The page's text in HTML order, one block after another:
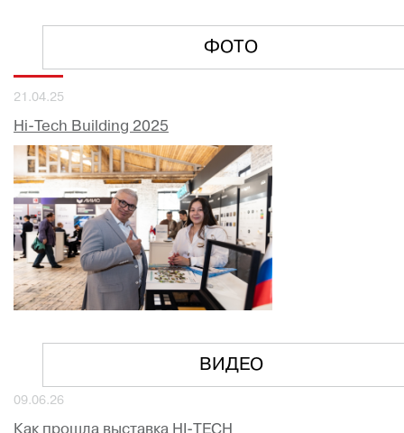
ФОТО
21.04.25
Hi-Tech Building 2025
ВИДЕО
09.06.26
Как прошла выставка HI-TECH